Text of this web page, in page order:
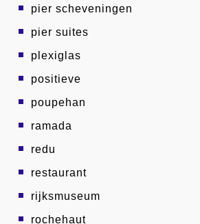
pier scheveningen
pier suites
plexiglas
positieve
poupehan
ramada
redu
restaurant
rijksmuseum
rochehaut